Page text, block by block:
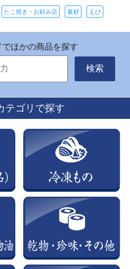
たこ焼き・お好み店 素材 えび
でほかの商品を探す
検索
テゴリで探す